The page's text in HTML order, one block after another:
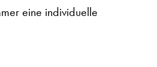
eine individuelle